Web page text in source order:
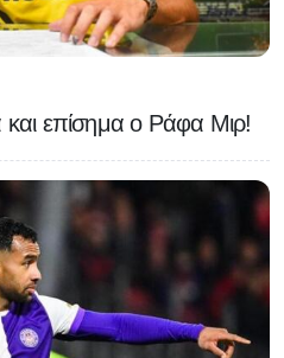
και επίσημα ο Ράφα Μιρ!